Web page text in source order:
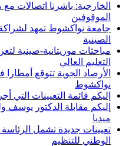
الخارجية: باشرنا اتصالات مع
الموقوفين
جامعة نواكشوط تمهد
الصينية
مباحثات موريتانية-صينية
التعليم العالي
الأرصاد الجوية تتوقع
نواكشوط
إليكم قائمة التعيينات التي
إليكم مقابلة الدكتور يوسف
ميديا
تعيينات جديدة تشمل
الوطني للتنظيم